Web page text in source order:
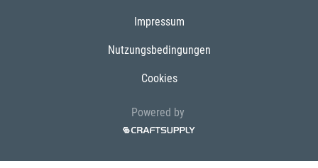
Impressum
Nutzungsbedingungen
Cookies
Powered by